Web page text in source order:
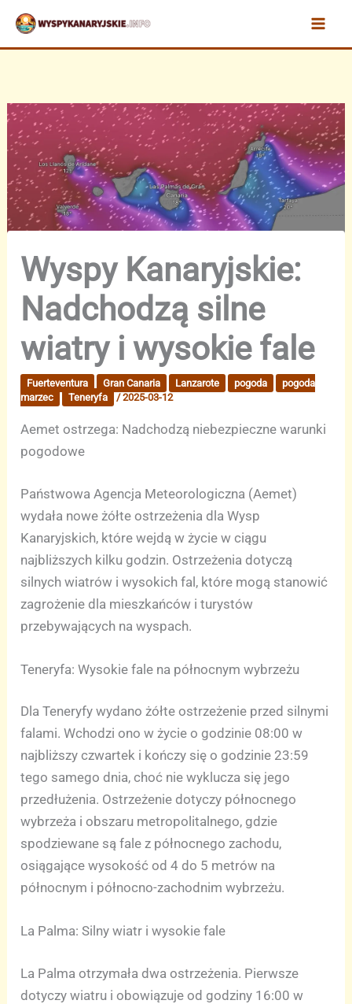
Przejdź
treści
Wyspy Kanaryjskie:
Nadchodzą silne
wiatry i wysokie fale
Fuerteventura Gran Canaria Lanzarote pogoda
pogoda
marzec
Teneryfa /2025-03-12
Aemet ostrzega: Nadchodzą niebezpieczne warunki
pogodowe
Państwowa Agencja Meteorologiczna (Aemet)
wydała nowe żółte ostrzeżenia dla Wysp
Kanaryjskich, które wejdą w życie w ciągu
najbliższych kilku godzin. Ostrzeżenia dotyczą
silnych wiatrów i wysokich fal, które mogą stanowić
zagrożenie dla mieszkańców i turystów
przebywających na wyspach.
Teneryfa: Wysokie fale na północnym wybrzeżu
Dla Teneryfy wydano żółte ostrzeżenie przed silnymi
falami. Wchodzi ono w życie o godzinie 08:00 w
najbliższy czwartek i kończy się o godzinie 23:59
tego samego dnia, choć nie wyklucza się jego
przedłużenia. Ostrzeżenie dotyczy północnego
wybrzeża i obszaru metropolitalnego, gdzie
spodziewane są fale z północnego zachodu,
osiągające wysokość od 4 do 5 metrów na
północnym i północno-zachodnim wybrzeżu.
La Palma: Silny wiatr i wysokie fale
La Palma otrzymała dwa ostrzeżenia. Pierwsze
dotyczy wiatru i obowiązuje od godziny 16:00 w